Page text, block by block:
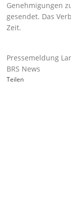
Genehmigungen
gesendet. Das
Zeit.
Pressemeldung
BRS News
Teilen